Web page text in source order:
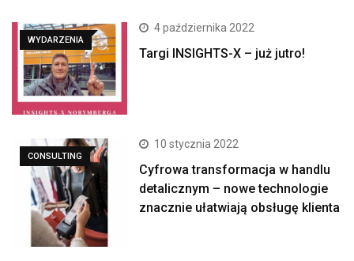
WYDARZENIA
4 października 2022
Targi INSIGHTS-X – już jutro!
CONSULTING
10 stycznia 2022
Cyfrowa transformacja w handlu
detalicznym – nowe technologie
znacznie ułatwiają obsługę klienta